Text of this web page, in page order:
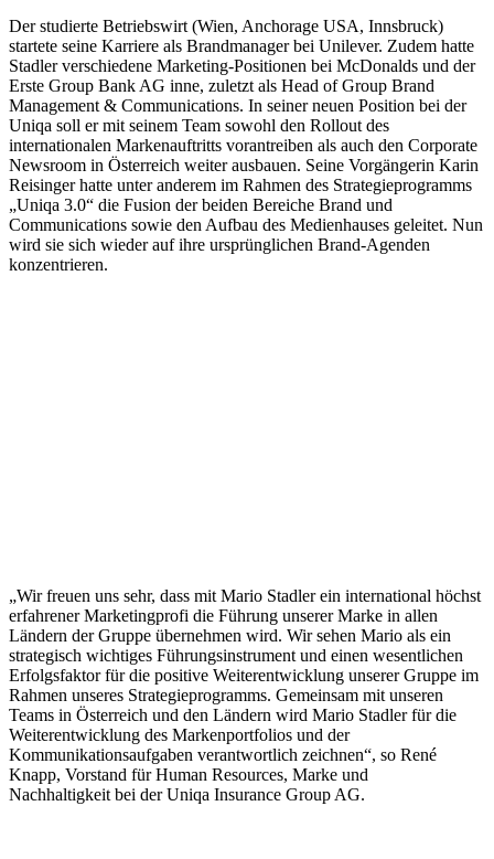
Der studierte Betriebswirt (Wien, Anchorage USA, Innsbruck)
startete seine Karriere als Brandmanager bei Unilever. Zudem hatte
Stadler verschiedene Marketing-Positionen bei McDonalds und der
Erste Group Bank AG inne, zuletzt als Head of Group Brand
Management & Communications. In seiner neuen Position bei der
Uniqa soll er mit seinem Team sowohl den Rollout des
internationalen Markenauftritts vorantreiben als auch den Corporate
Newsroom in Österreich weiter ausbauen. Seine Vorgängerin Karin
Reisinger hatte unter anderem im Rahmen des Strategieprogramms
„Uniqa 3.0“ die Fusion der beiden Bereiche Brand und
Communications sowie den Aufbau des Medienhauses geleitet. Nun
wird sie sich wieder auf ihre ursprünglichen Brand-Agenden
konzentrieren.
„Wir freuen uns sehr, dass mit Mario Stadler ein international höchst
erfahrener Marketingprofi die Führung unserer Marke in allen
Ländern der Gruppe übernehmen wird. Wir sehen Mario als ein
strategisch wichtiges Führungsinstrument und einen wesentlichen
Erfolgsfaktor für die positive Weiterentwicklung unserer Gruppe im
Rahmen unseres Strategieprogramms. Gemeinsam mit unseren
Teams in Österreich und den Ländern wird Mario Stadler für die
Weiterentwicklung des Markenportfolios und der
Kommunikationsaufgaben verantwortlich zeichnen“, so René
Knapp, Vorstand für Human Resources, Marke und
Nachhaltigkeit bei der Uniqa Insurance Group AG.